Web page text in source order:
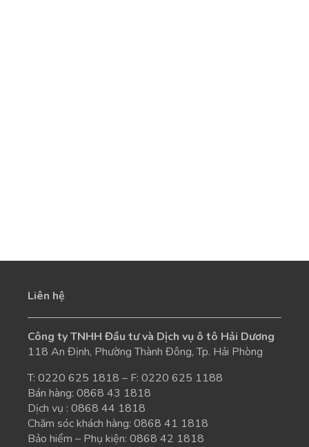
Liên hệ
Công ty TNHH Đầu tư và Dịch vụ ô tô Hải Dương
118 An Định, Phường Thành Đông, Tp. Hải Phòng
T: 0220 625 1818 – F: 0220 625 1188
Bán hàng: 0868 43 1818
Dịch vụ : 0868 44 1818
Chăm sóc khách hàng: 0868 41 1818
Bảo hiểm – Phụ kiện: 0868 42 1818